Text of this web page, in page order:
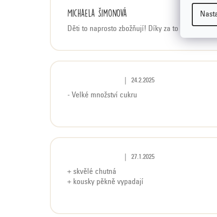
n
c
Michaela Šimonová
Děti to naprosto zbožňují! Díky za to :D
Hodnocení produktu je 5 z 5
24.2.2025
- Velké množství cukru
Hodnocení produktu je 5 z 5
27.1.2025
+ skvělé chutná
+ kousky pěkně vypadají